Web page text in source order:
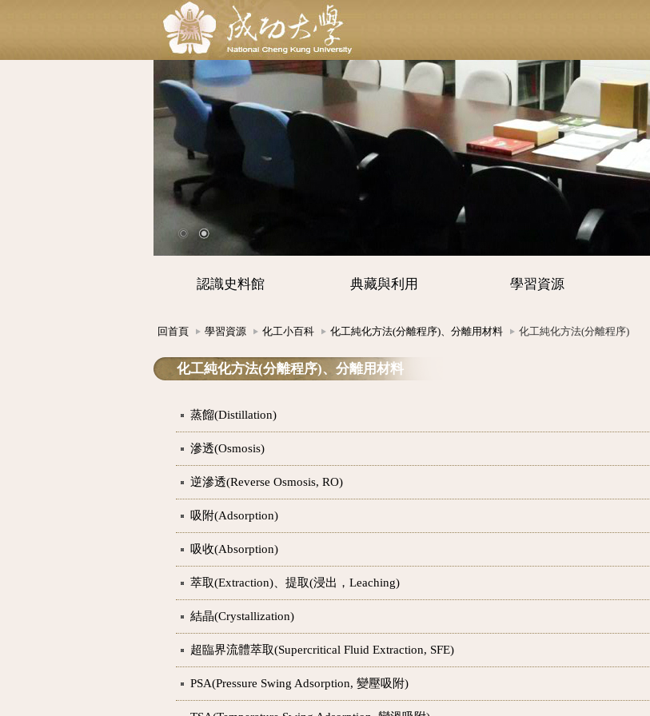
認識史料館 典藏與利用 學習資源
回首頁 學習資源 化工小百科 化工純化方法(分離程序)、分離用材料 化工純化方法(分離程序)
化工純化方法(分離程序)、分離用材料
蒸餾(Distillation)
滲透(Osmosis)
逆滲透(Reverse Osmosis, RO)
吸附(Adsorption)
吸收(Absorption)
萃取(Extraction)、提取(浸出，Leaching)
結晶(Crystallization)
超臨界流體萃取(Supercritical Fluid Extraction, SFE)
PSA(Pressure Swing Adsorption, 變壓吸附)